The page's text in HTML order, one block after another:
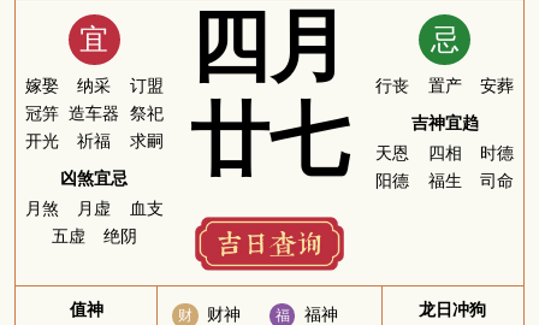
宜
嫁娶 纳采
订盟
冠笄 造车器
祭祀
开光
祈福
求嗣
凶煞宜忌
月煞
月虚
血支
五虚
绝阴
四月
廿七
忌
行丧 置产
安葬
吉神宜趋
天恩
四相
时德
阳德
福生 司命
值神
财 财神 福 福神
龙日冲狗